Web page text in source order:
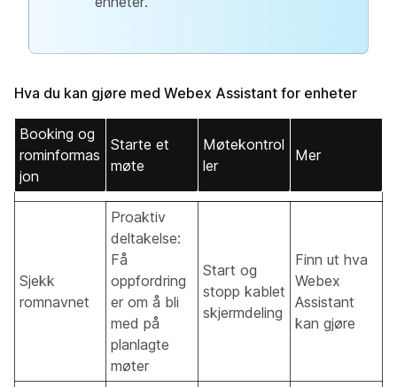
Hva du kan gjøre med Webex Assistant for enheter
Booking og
rominformas
jon
Starte et
møte
Møtekontrol
ler
Mer
Sjekk
romnavnet
Proaktiv
deltakelse:
Få
oppfordring
er om å bli
med på
planlagte
møter
Start og
stopp kablet
skjermdeling
Finn ut hva
Webex
Assistant
kan gjøre